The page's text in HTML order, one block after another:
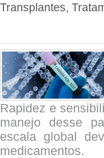
Transplantes,
Rapidez e
manejo desse
escala global
medicamentos.